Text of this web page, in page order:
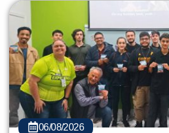
06/08/2026